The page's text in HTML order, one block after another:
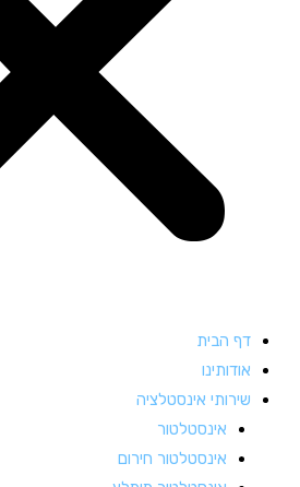
דף הבית
אודותינו
שירותי אינסטלציה
אינסטלטור
אינסטלטור חירום